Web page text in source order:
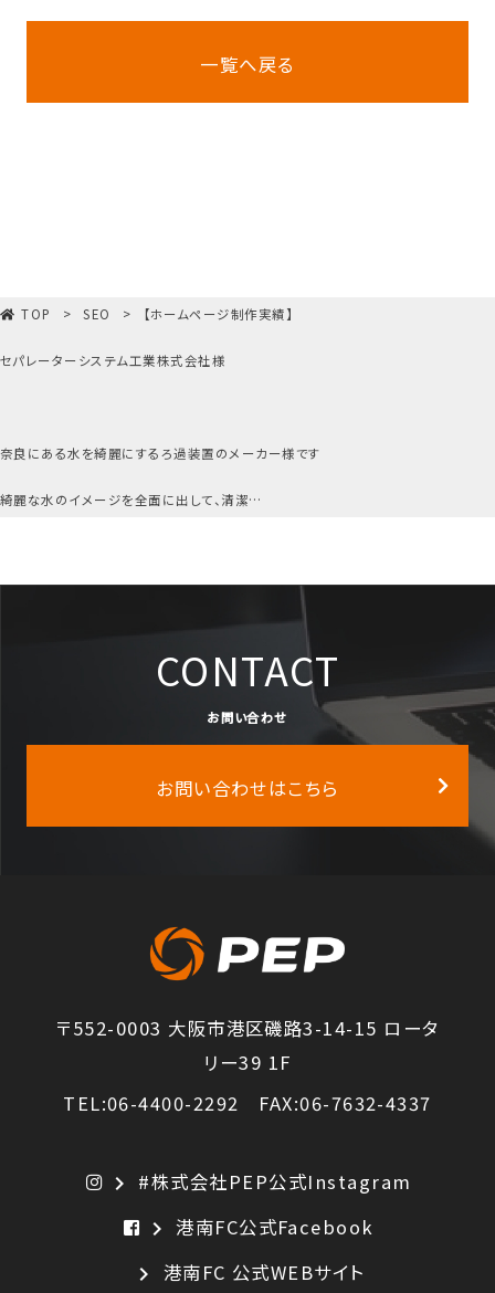
一覧へ戻る
TOP SEO 【ホームページ制作実績】
セパレーターシステム工業株式会社様
奈良にある水を綺麗にするろ過装置のメーカー様です
綺麗な水のイメージを全面に出して、清潔…
CONTACT
お問い合わせ
お問い合わせはこちら
〒552-0003 大阪市港区磯路3-14-15 ロータ
リー39 1F
TEL:06-4400-2292 FAX:06-7632-4337
chevron_right #株式会社PEP公式Instagram
chevron_right 港南FC公式Facebook
chevron_right 港南FC 公式WEBサイト